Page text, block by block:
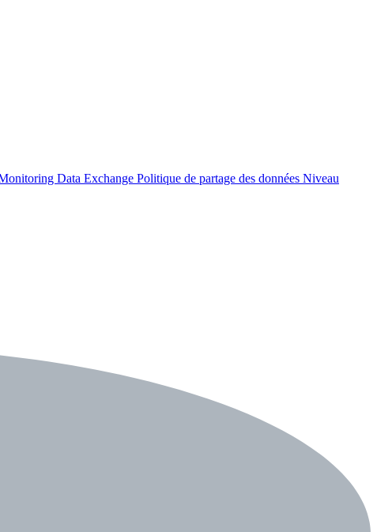
Data Exchange Politique de partage des données Niveau